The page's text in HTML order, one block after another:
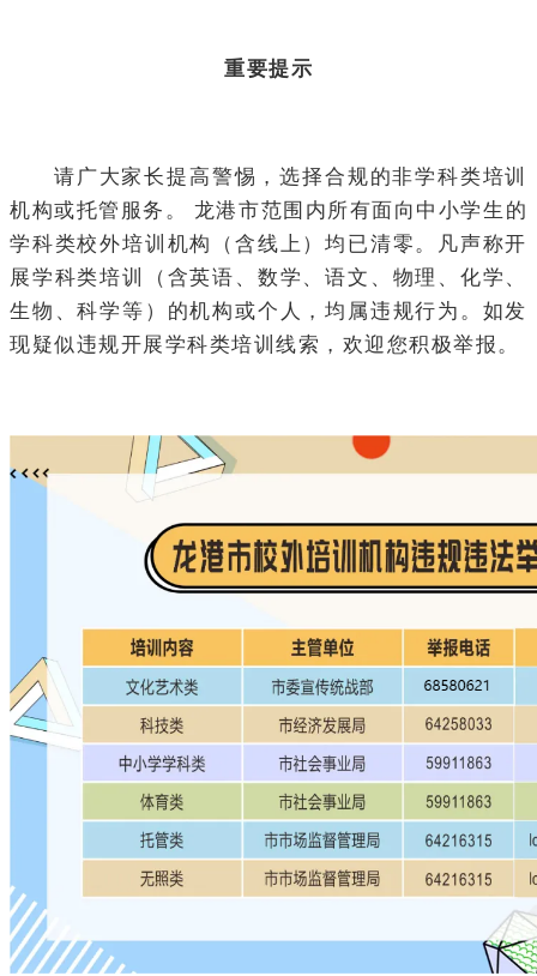
重要提示
请广大家长提高警惕，选择合规的非学科类培训
机构或托管服务。 龙港市范围内所有面向中小学生的
学科类校外培训机构（含线上）均已清零。凡声称开
展学科类培训（含英语、数学、语文、物理、化学、
生物、科学等）的机构或个人，均属违规行为。如发
现疑似违规开展学科类培训线索，欢迎您积极举报。